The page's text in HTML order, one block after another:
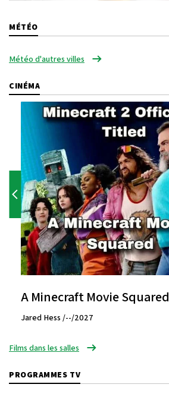
MÉTÉO
Météo d'autres villes
CINÉMA
A Minecraft Movie Squared
Jared Hess /--/2027
Films dans les salles
PROGRAMMES TV